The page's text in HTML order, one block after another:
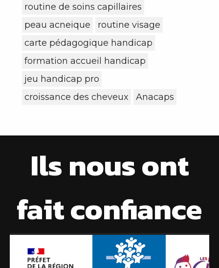
routine de soins capillaires
peau acneique
routine visage
carte pédagogique handicap
formation accueil handicap
jeu handicap pro
croissance des cheveux
Anacaps
Ils nous ont
fait confiance